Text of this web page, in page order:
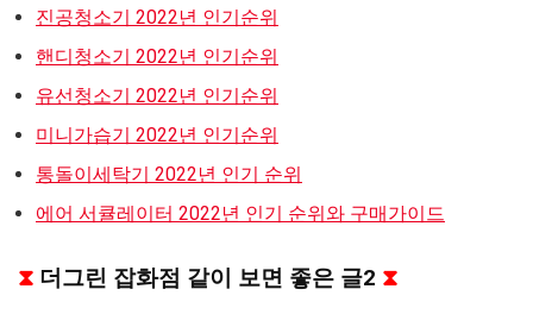
진공청소기 2022년 인기순위
핸디청소기 2022년 인기순위
유선청소기 2022년 인기순위
미니가습기 2022년 인기순위
통돌이세탁기 2022년 인기 순위
에어 서큘레이터 2022년 인기 순위와 구매가이드
⧗ 더그린 잡화점 같이 보면 좋은 글2 ⧗